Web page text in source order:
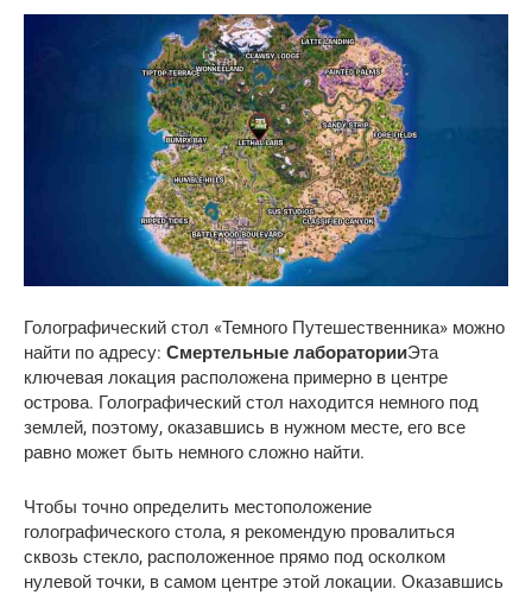
Голографический стол «Темного Путешественника» можно
найти по адресу: Смертельные лабораторииЭта
ключевая локация расположена примерно в центре
острова. Голографический стол находится немного под
землей, поэтому, оказавшись в нужном месте, его все
равно может быть немного сложно найти.
Чтобы точно определить местоположение
голографического стола, я рекомендую провалиться
сквозь стекло, расположенное прямо под осколком
нулевой точки, в самом центре этой локации. Оказавшись